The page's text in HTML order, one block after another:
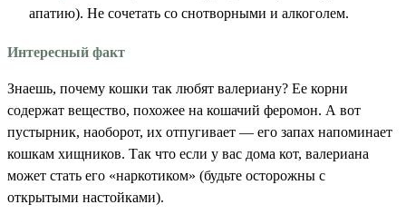
апатию). Не сочетать со снотворными и алкоголем.
Интересный факт
Знаешь, почему кошки так любят валериану? Ее корни
содержат вещество, похожее на кошачий феромон. А вот
пустырник, наоборот, их отпугивает — его запах напоминает
кошкам хищников. Так что если у вас дома кот, валериана
может стать его «наркотиком» (будьте осторожны с
открытыми настойками).